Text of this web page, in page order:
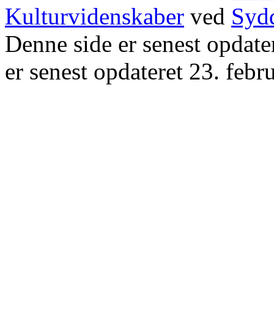
Kulturvidenskaber ved
Denne side er senest
er senest opdateret 23.